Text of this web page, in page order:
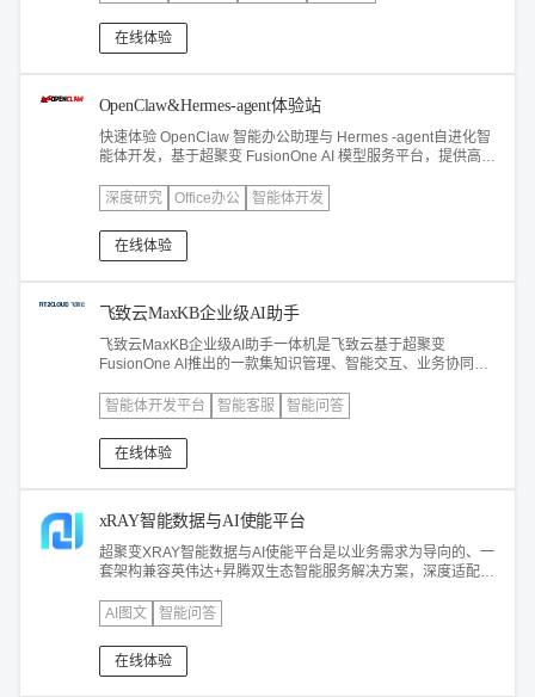
在线体验
OpenClaw&Hermes-agent体验站
快速体验 OpenClaw 智能办公助理与 Hermes -agent自进化智
能体开发，基于超聚变 FusionOne AI 模型服务平台，提供高速
售数据助手等场景化skills，快速体验办公提效与 AI 工作流智能
化升级。
深度研究 Office办公 智能体开发
在线体验
飞致云MaxKB企业级AI助手
飞致云MaxKB企业级AI助手一体机是飞致云基于超聚变
FusionOne AI推出的一款集知识管理、智能交互、业务协同为
型，高效构建专属知识库，并提供从基础问答（RAG）、复杂
流程自动化（工作流）到智能体（Agent）的渐进式升级路径，
广泛应用于智能客服、智能政务、智能办公助手等场景，是AI
落地的最快捷的路径。
智能体开发平台 智能客服 智能问答
在线体验
xRAY智能数据与AI使能平台
超聚变XRAY智能数据与AI使能平台是以业务需求为导向的、一
套架构兼容英伟达+昇腾双生态智能服务解决方案，深度适配
场景化解决案。
AI图文 智能问答
在线体验